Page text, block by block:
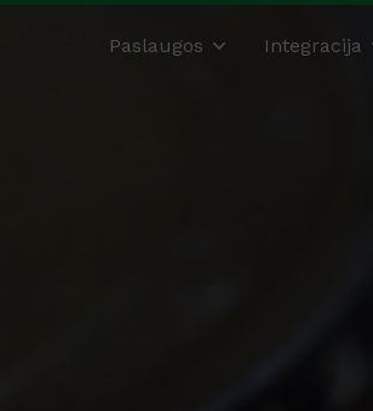
Paslaugos Integracija